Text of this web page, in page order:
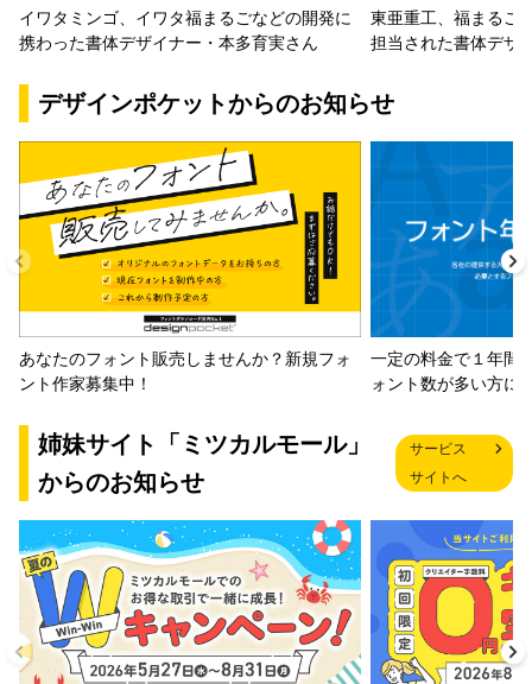
イワタミンゴ、イワタ福まるごなどの開発に
携わった書体デザイナー・本多育実さん
東亜重工、福まるご
担当された書体デザ
デザインポケットからのお知らせ
あなたのフォント販売しませんか？新規フォ
ント作家募集中！
一定の料金で１年間
ォント数が多い方に
姉妹サイト「ミツカルモール」
からのお知らせ
サービス
サイトへ